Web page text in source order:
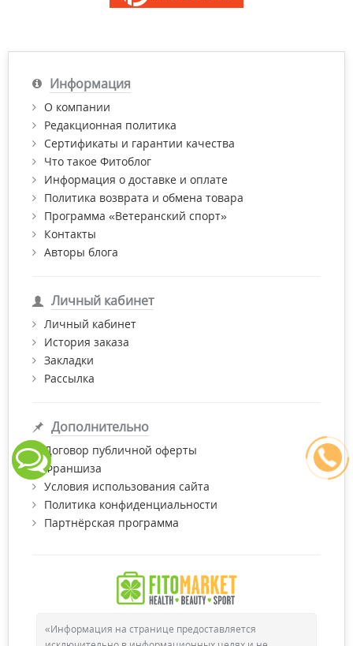
Информация
О компании
Редакционная политика
Сертификаты и гарантии качества
Что такое Фитоблог
Информация о доставке и оплате
Политика возврата и обмена товара
Программа «Ветеранский спорт»
Контакты
Авторы блога
Личный кабинет
Личный кабинет
История заказа
Закладки
Рассылка
Дополнительно
Договор публичной оферты
Франшиза
Условия использования сайта
Политика конфиденциальности
Партнёрская программа
«Информация на странице предоставляется